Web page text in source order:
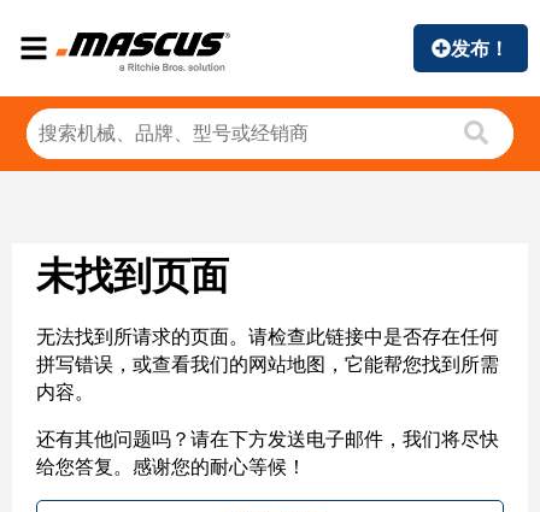
发布！
未找到页面
无法找到所请求的页面。请检查此链接中是否存在任何
拼写错误，或查看我们的网站地图，它能帮您找到所需
内容。
还有其他问题吗？请在下方发送电子邮件，我们将尽快
给您答复。感谢您的耐心等候！